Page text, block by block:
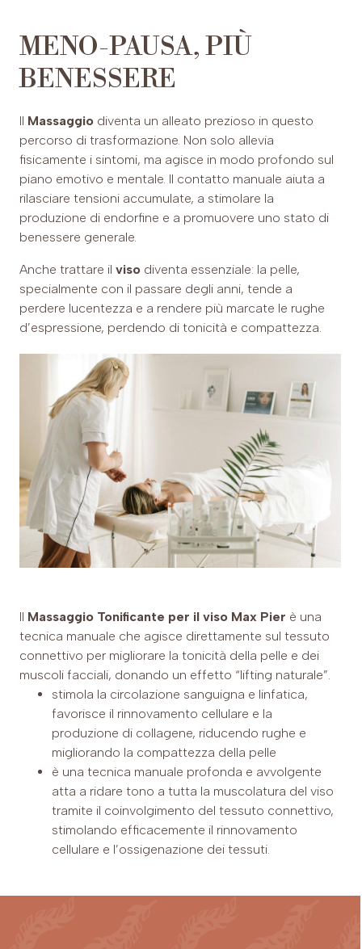
MENO-PAUSA, PIÙ
BENESSERE
Il Massaggio diventa un alleato prezioso in questo
percorso di trasformazione. Non solo allevia
fisicamente i sintomi, ma agisce in modo profondo sul
piano emotivo e mentale. Il contatto manuale aiuta a
rilasciare tensioni accumulate, a stimolare la
produzione di endorfine e a promuovere uno stato di
benessere generale.
Anche trattare il viso diventa essenziale: la pelle,
specialmente con il passare degli anni, tende a
perdere lucentezza e a rendere più marcate le rughe
d’espressione, perdendo di tonicità e compattezza.
Il Massaggio Tonificante per il viso Max Pier è una
tecnica manuale che agisce direttamente sul tessuto
connettivo per migliorare la tonicità della pelle e dei
muscoli facciali, donando un effetto “lifting naturale”.
stimola la circolazione sanguigna e linfatica,
favorisce il rinnovamento cellulare e la
produzione di collagene, riducendo rughe e
migliorando la compattezza della pelle
è una tecnica manuale profonda e avvolgente
atta a ridare tono a tutta la muscolatura del viso
tramite il coinvolgimento del tessuto connettivo,
stimolando efficacemente il rinnovamento
cellulare e l’ossigenazione dei tessuti.